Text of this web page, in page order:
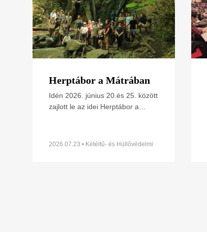
Herptábor a Mátrában
Idén 2026. június 20.és 25. között
zajlott le az idei Herptábor a
minden kétéltű- és
2026.07.23 • Kétéltű- és Hüllővédelmi